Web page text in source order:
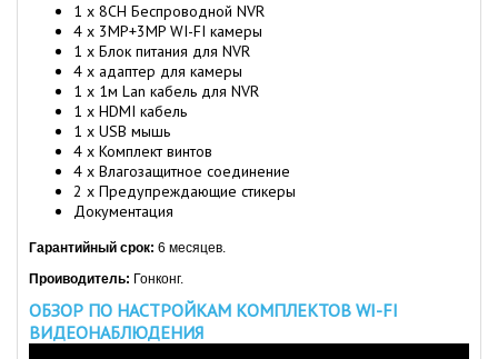
1 х 8CH Беспроводной NVR
4 x 3MP+3MP WI-FI камеры
1 x Блок питания для NVR
4 x адаптер для камеры
1 x 1м Lan кабель для NVR
1 x HDMI кабель
1 х USB мышь
4 x Комплект винтов
4 x Влагозащитное соединение
2 x Предупреждающие стикеры
Документация
Гарантийный срок: 6 месяцев.
Проиводитель: Гонконг.
ОБЗОР ПО НАСТРОЙКАМ КОМПЛЕКТОВ WI-FI
ВИДЕОНАБЛЮДЕНИЯ